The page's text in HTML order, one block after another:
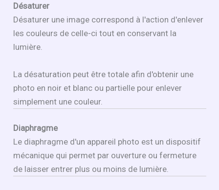
Désaturer
Désaturer une image correspond à l'action d'enlever
les couleurs de celle-ci tout en conservant la
lumière.
La désaturation peut être totale afin d'obtenir une
photo en noir et blanc ou partielle pour enlever
simplement une couleur.
Diaphragme
Le diaphragme d'un appareil photo est un dispositif
mécanique qui permet par ouverture ou fermeture
de laisser entrer plus ou moins de lumière.